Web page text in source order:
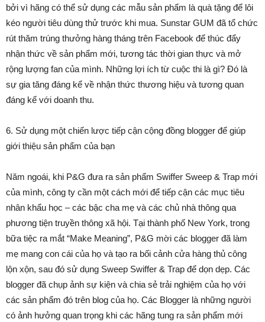
bởi vì hãng có thể sử dụng các mẫu sản phẩm là quà tặng để lôi
kéo người tiêu dùng thử trước khi mua. Sunstar GUM đã tổ chức
rút thăm trúng thưởng hàng tháng trên Facebook để thúc đẩy
nhận thức về sản phẩm mới, tương tác thời gian thực và mở
rộng lượng fan của mình. Những lợi ích từ cuộc thi là gì? Đó là
sự gia tăng đáng kể về nhận thức thương hiệu và tương quan
đáng kể với doanh thu.
6. Sử dụng một chiến lược tiếp cận cộng đồng blogger để giúp
giới thiệu sản phẩm của bạn
Năm ngoái, khi P&G đưa ra sản phẩm Swiffer Sweep & Trap mới
của mình, công ty cần một cách mới để tiếp cận các mục tiêu
nhân khẩu học – các bậc cha mẹ và các chủ nhà thông qua
phương tiện truyền thông xã hội. Tại thành phố New York, trong
bữa tiệc ra mắt “Make Meaning”, P&G mời các blogger đã làm
mẹ mang con cái của họ và tạo ra bối cảnh cửa hàng thủ công
lộn xộn, sau đó sử dụng Sweep Swiffer & Trap để dọn dẹp. Các
blogger đã chụp ảnh sự kiện và chia sẻ trải nghiệm của họ với
các sản phẩm đó trên blog của họ. Các Blogger là những người
có ảnh hưởng quan trọng khi các hãng tung ra sản phẩm mới